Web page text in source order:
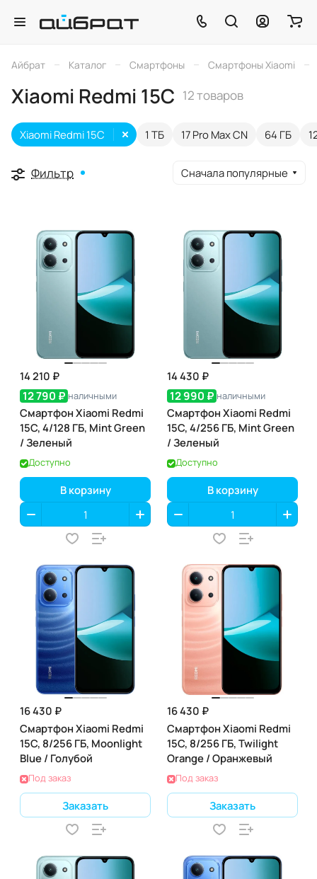
Айбрат – Каталог – Смартфоны – Смартфоны Xiaomi –
Xiaomi Redmi 15C 12 товаров
1 ТБ 17 Pro Max CN 64 ГБ
Xiaomi Redmi 15C
Фильтр Сначала популярные
14 210 ₽
12 790 ₽ наличными
Смартфон Xiaomi Redmi
15C, 4/128 ГБ, Mint Green
/ Зеленый
Доступно
В корзину
14 430 ₽
12 990 ₽ наличными
Смартфон Xiaomi Redmi
15C, 4/256 ГБ, Mint Green
/ Зеленый
Доступно
В корзину
16 430 ₽
Смартфон Xiaomi Redmi
15C, 8/256 ГБ, Moonlight
Blue / Голубой
Под заказ
Заказать
16 430 ₽
Смартфон Xiaomi Redmi
15C, 8/256 ГБ, Twilight
Orange / Оранжевый
Под заказ
Заказать